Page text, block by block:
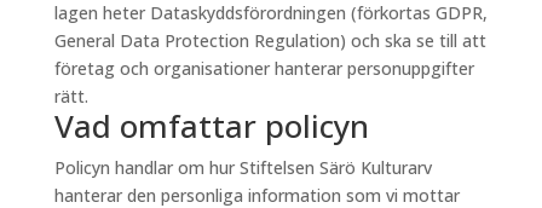
lagen heter Dataskyddsförordningen (förkortas GDPR,
General Data Protection Regulation) och ska se till att
företag och organisationer hanterar personuppgifter
rätt.
Vad omfattar policyn
Policyn handlar om hur Stiftelsen Särö Kulturarv
hanterar den personliga information som vi mottar